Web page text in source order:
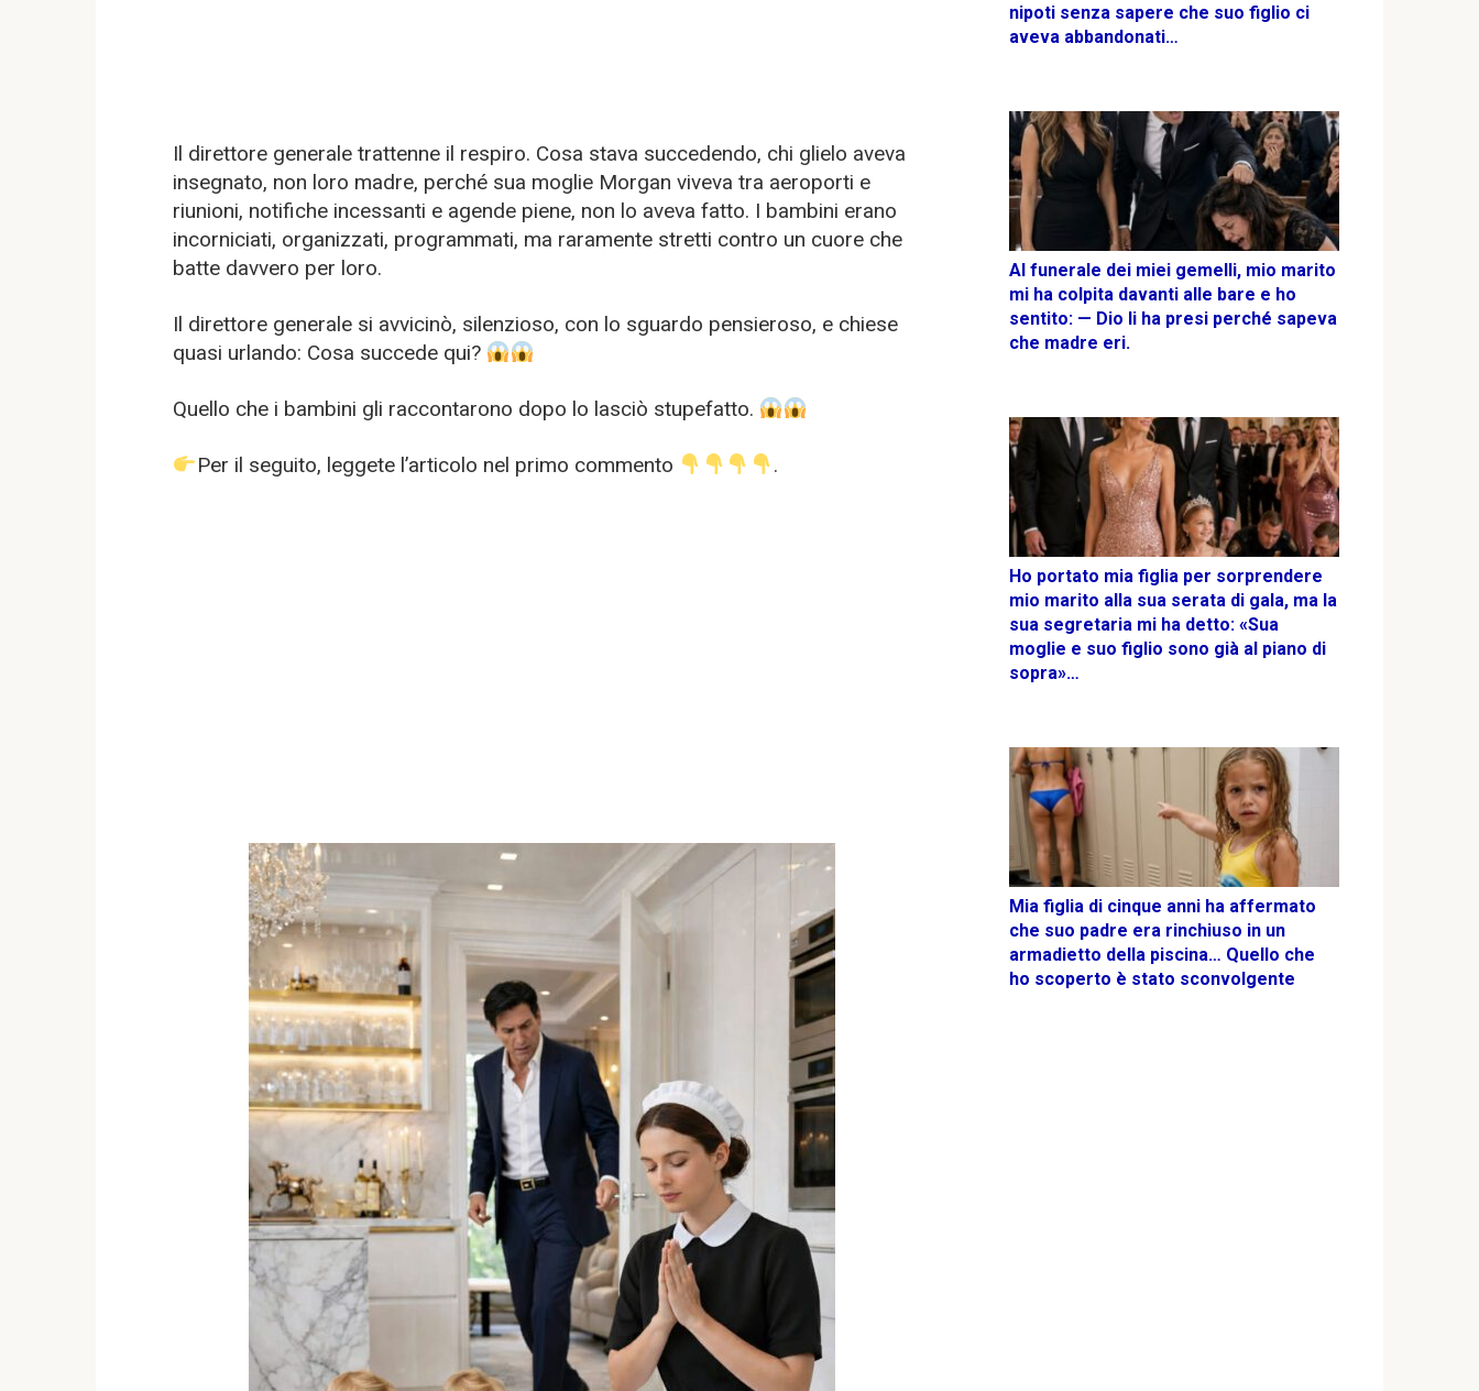
Il direttore generale trattenne il respiro. Cosa stava succedendo, chi glielo aveva
insegnato, non loro madre, perché sua moglie Morgan viveva tra aeroporti e
riunioni, notifiche incessanti e agende piene, non lo aveva fatto. I bambini erano
incorniciati, organizzati, programmati, ma raramente stretti contro un cuore che
batte davvero per loro.
Il direttore generale si avvicinò, silenzioso, con lo sguardo pensieroso, e chiese
quasi urlando: Cosa succede qui?
Quello che i bambini gli raccontarono dopo lo lasciò stupefatto.
Per il seguito, leggete l’articolo nel primo commento .
nipoti senza sapere che suo figlio ci
aveva abbandonati…
Al funerale dei miei gemelli, mio marito
mi ha colpita davanti alle bare e ho
sentito: — Dio li ha presi perché sapeva
che madre eri.
Ho portato mia figlia per sorprendere
mio marito alla sua serata di gala, ma la
sua segretaria mi ha detto: «Sua
moglie e suo figlio sono già al piano di
sopra»…
Mia figlia di cinque anni ha affermato
che suo padre era rinchiuso in un
armadietto della piscina… Quello che
ho scoperto è stato sconvolgente